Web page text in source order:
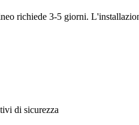
richiede 3-5 giorni.
di sicurezza